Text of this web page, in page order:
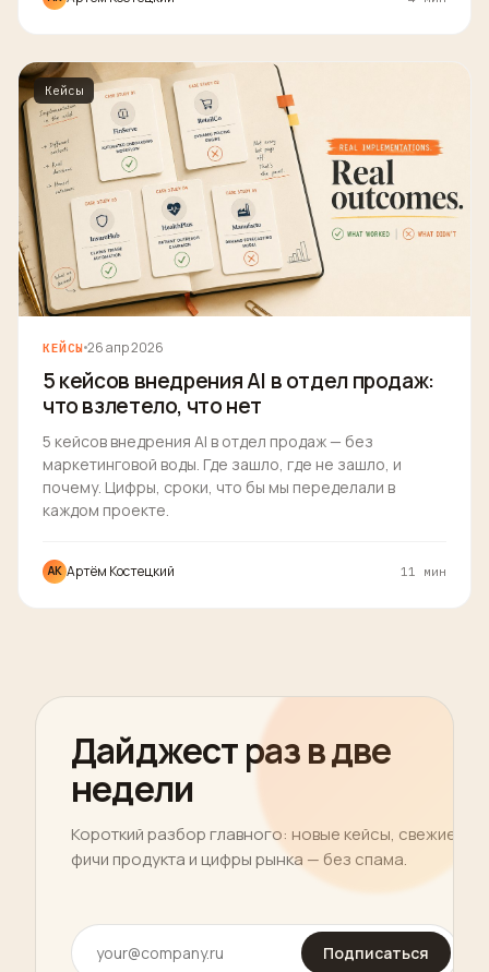
Кейсы
КЕЙСЫ 26 апр 2026
5 кейсов внедрения AI в отдел продаж:
что взлетело, что нет
5 кейсов внедрения AI в отдел продаж — без
маркетинговой воды. Где зашло, где не зашло, и
почему. Цифры, сроки, что бы мы переделали в
каждом проекте.
АК Артём Костецкий 11 мин
Дайджест раз в две
недели
Короткий разбор главного: новые кейсы, свежие
фичи продукта и цифры рынка — без спама.
Подписаться